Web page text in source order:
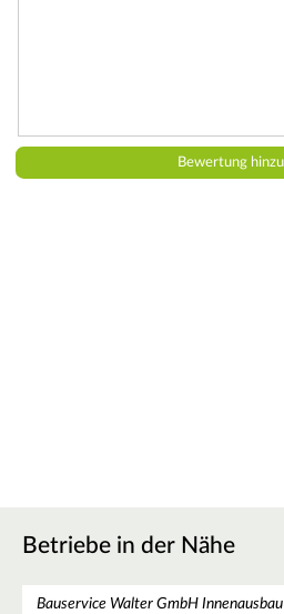
Betriebe in der Nähe
Bauservice Walter GmbH Innenausbau